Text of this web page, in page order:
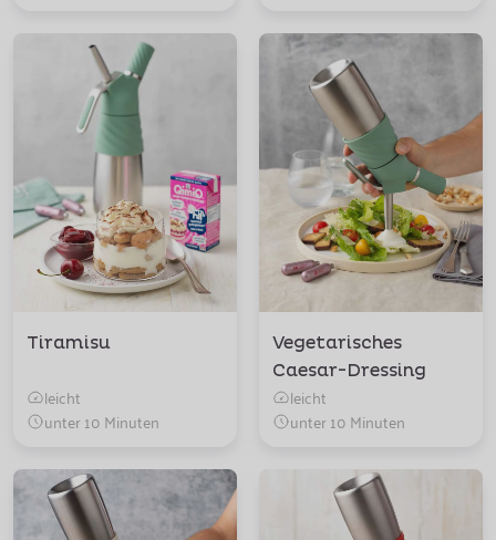
Tiramisu
leicht
unter 10 Minuten
Vegetarisches
Caesar-Dressing
leicht
unter 10 Minuten